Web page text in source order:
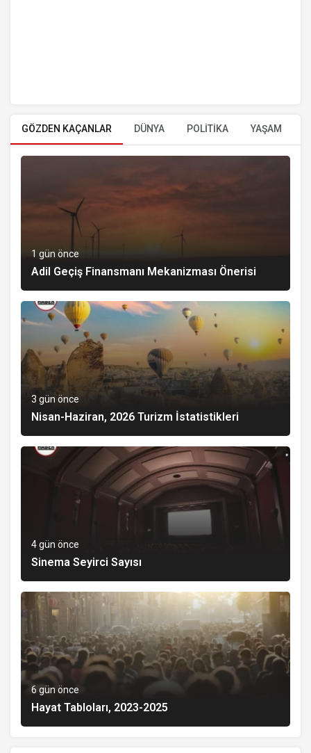
GÖZDEN KAÇANLAR DÜNYA POLİTİKA YAŞAM
1 gün önce
Adil Geçiş Finansmanı Mekanizması Önerisi
3 gün önce
Nisan-Haziran, 2026 Turizm İstatistikleri
4 gün önce
Sinema Seyirci Sayısı
6 gün önce
Hayat Tabloları, 2023-2025